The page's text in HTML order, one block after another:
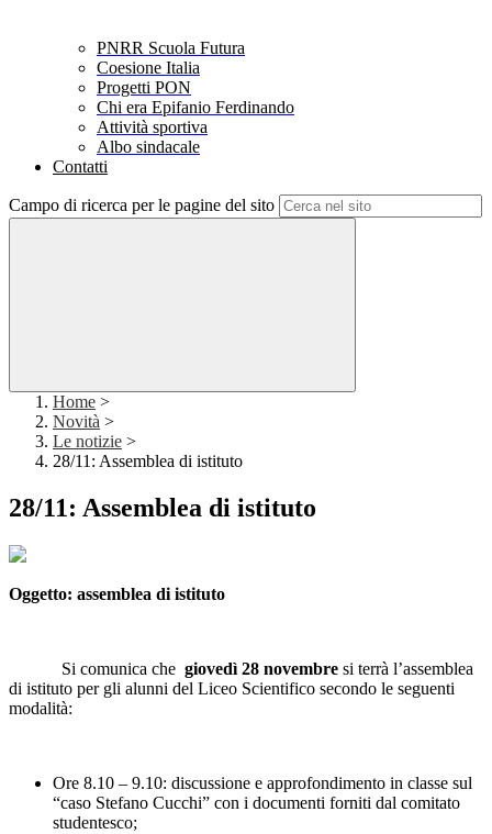
PNRR Scuola Futura
Coesione Italia
Progetti PON
Chi era Epifanio Ferdinando
Attività sportiva
Albo sindacale
Contatti
Campo di ricerca per le pagine del sito
Home >
Novità >
Le notizie >
28/11: Assemblea di istituto
28/11: Assemblea di istituto
Oggetto: assemblea di istituto
Si comunica che giovedì 28 novembre si terrà l’assemblea
di istituto per gli alunni del Liceo Scientifico secondo le seguenti
modalità:
Ore 8.10 – 9.10: discussione e approfondimento in classe sul
“caso Stefano Cucchi” con i documenti forniti dal comitato
studentesco;